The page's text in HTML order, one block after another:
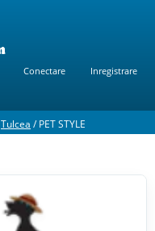
Conectare Inregistrare
Tulcea /PET STYLE